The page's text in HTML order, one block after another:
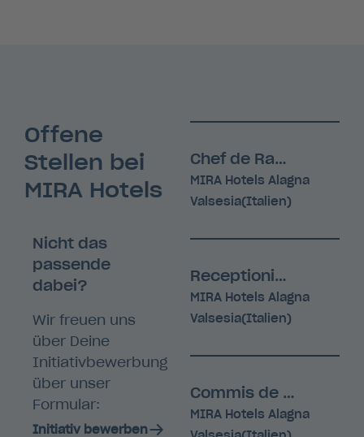
Offene
Stellen bei
MIRA Hotels
Nicht das
passende
dabei?
Wir freuen uns
über Deine
Initiativbewerbung
über unser
Formular:
Initiativ bewerben
Chef de Rang (m/f)
MIRA Hotels Alagna
Valsesia(Italien)
Receptionist (m/f)
MIRA Hotels Alagna
Valsesia(Italien)
Commis de Cusine – Aiuto Cuoco/a (m/f)
MIRA Hotels Alagna